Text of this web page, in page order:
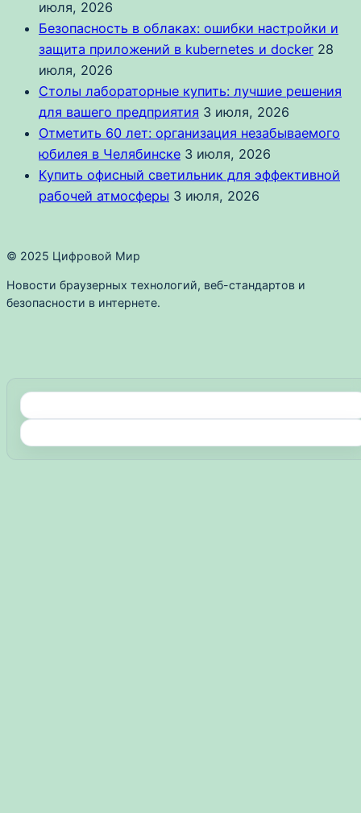
июля, 2026
Безопасность в облаках: ошибки настройки и
защита приложений в kubernetes и docker 28
июля, 2026
Столы лабораторные купить: лучшие решения
для вашего предприятия 3 июля, 2026
Отметить 60 лет: организация незабываемого
юбилея в Челябинске 3 июля, 2026
Купить офисный светильник для эффективной
рабочей атмосферы 3 июля, 2026
© 2025 Цифровой Мир
Новости браузерных технологий, веб-стандартов и
безопасности в интернете.